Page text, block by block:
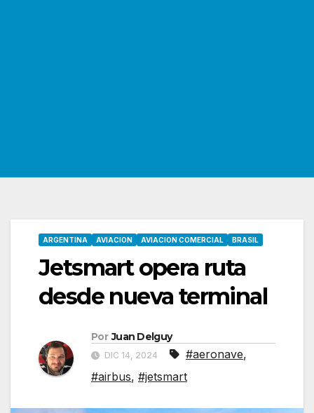
ARGENTINA AVIACION AVIACION COMERCIAL BRASIL
Jetsmart opera ruta
desde nueva terminal
Por Juan Delguy
DIC 14, 2024 #aeronave,
#airbus, #jetsmart